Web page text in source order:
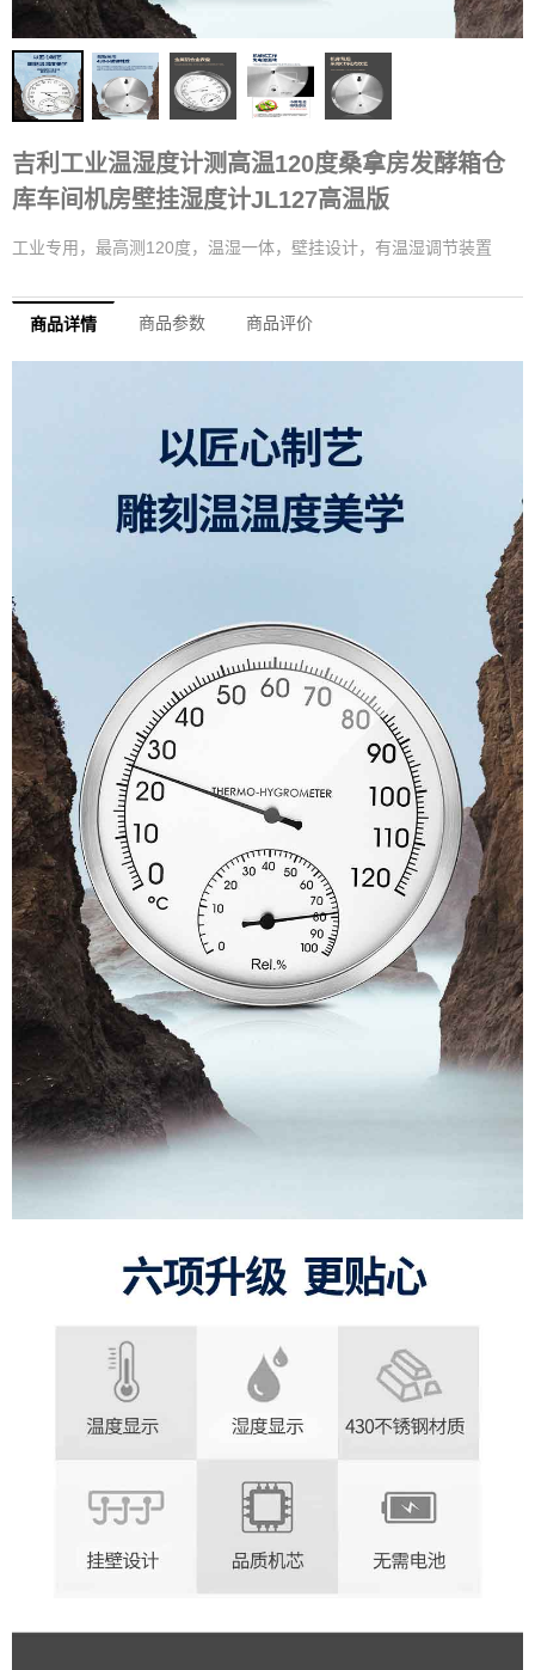
吉利工业温湿度计测高温120度桑拿房发酵箱仓
库车间机房壁挂湿度计JL127高温版
工业专用，最高测120度，温湿一体，壁挂设计，有温湿调节装置
商品详情 商品参数 商品评价